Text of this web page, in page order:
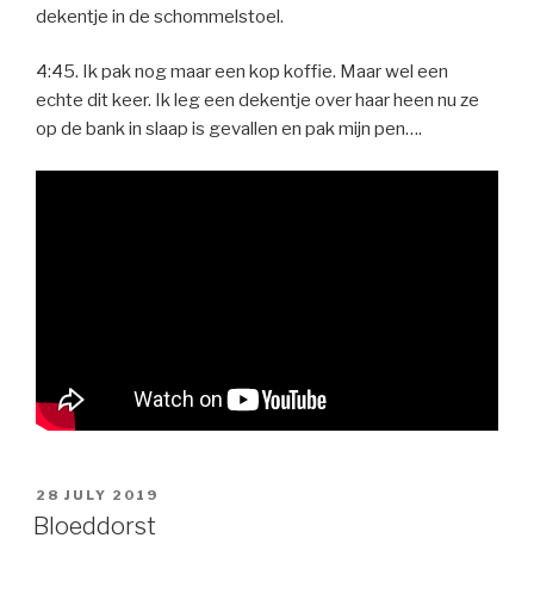
dekentje in de schommelstoel.
4:45. Ik pak nog maar een kop koffie. Maar wel een
echte dit keer. Ik leg een dekentje over haar heen nu ze
op de bank in slaap is gevallen en pak mijn pen….
POSTED
ON
28 JULY 2019
Bloeddorst